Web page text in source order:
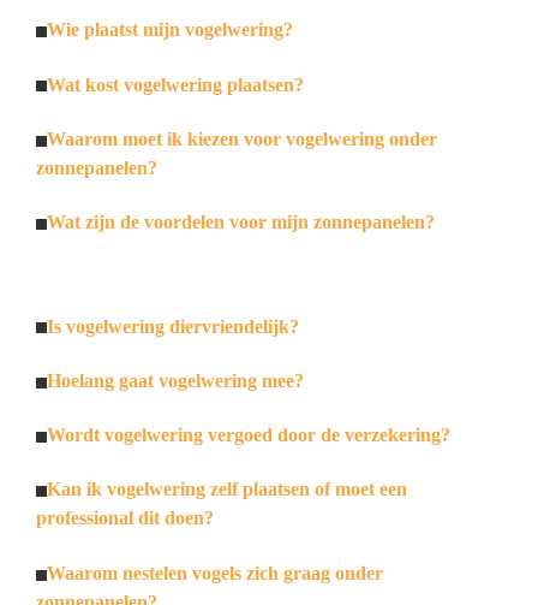
Wie plaatst mijn vogelwering?
Wat kost vogelwering plaatsen?
Waarom moet ik kiezen voor vogelwering onder
zonnepanelen?
Wat zijn de voordelen voor mijn zonnepanelen?
Is vogelwering diervriendelijk?
Hoelang gaat vogelwering mee?
Wordt vogelwering vergoed door de verzekering?
Kan ik vogelwering zelf plaatsen of moet een
professional dit doen?
Waarom nestelen vogels zich graag onder